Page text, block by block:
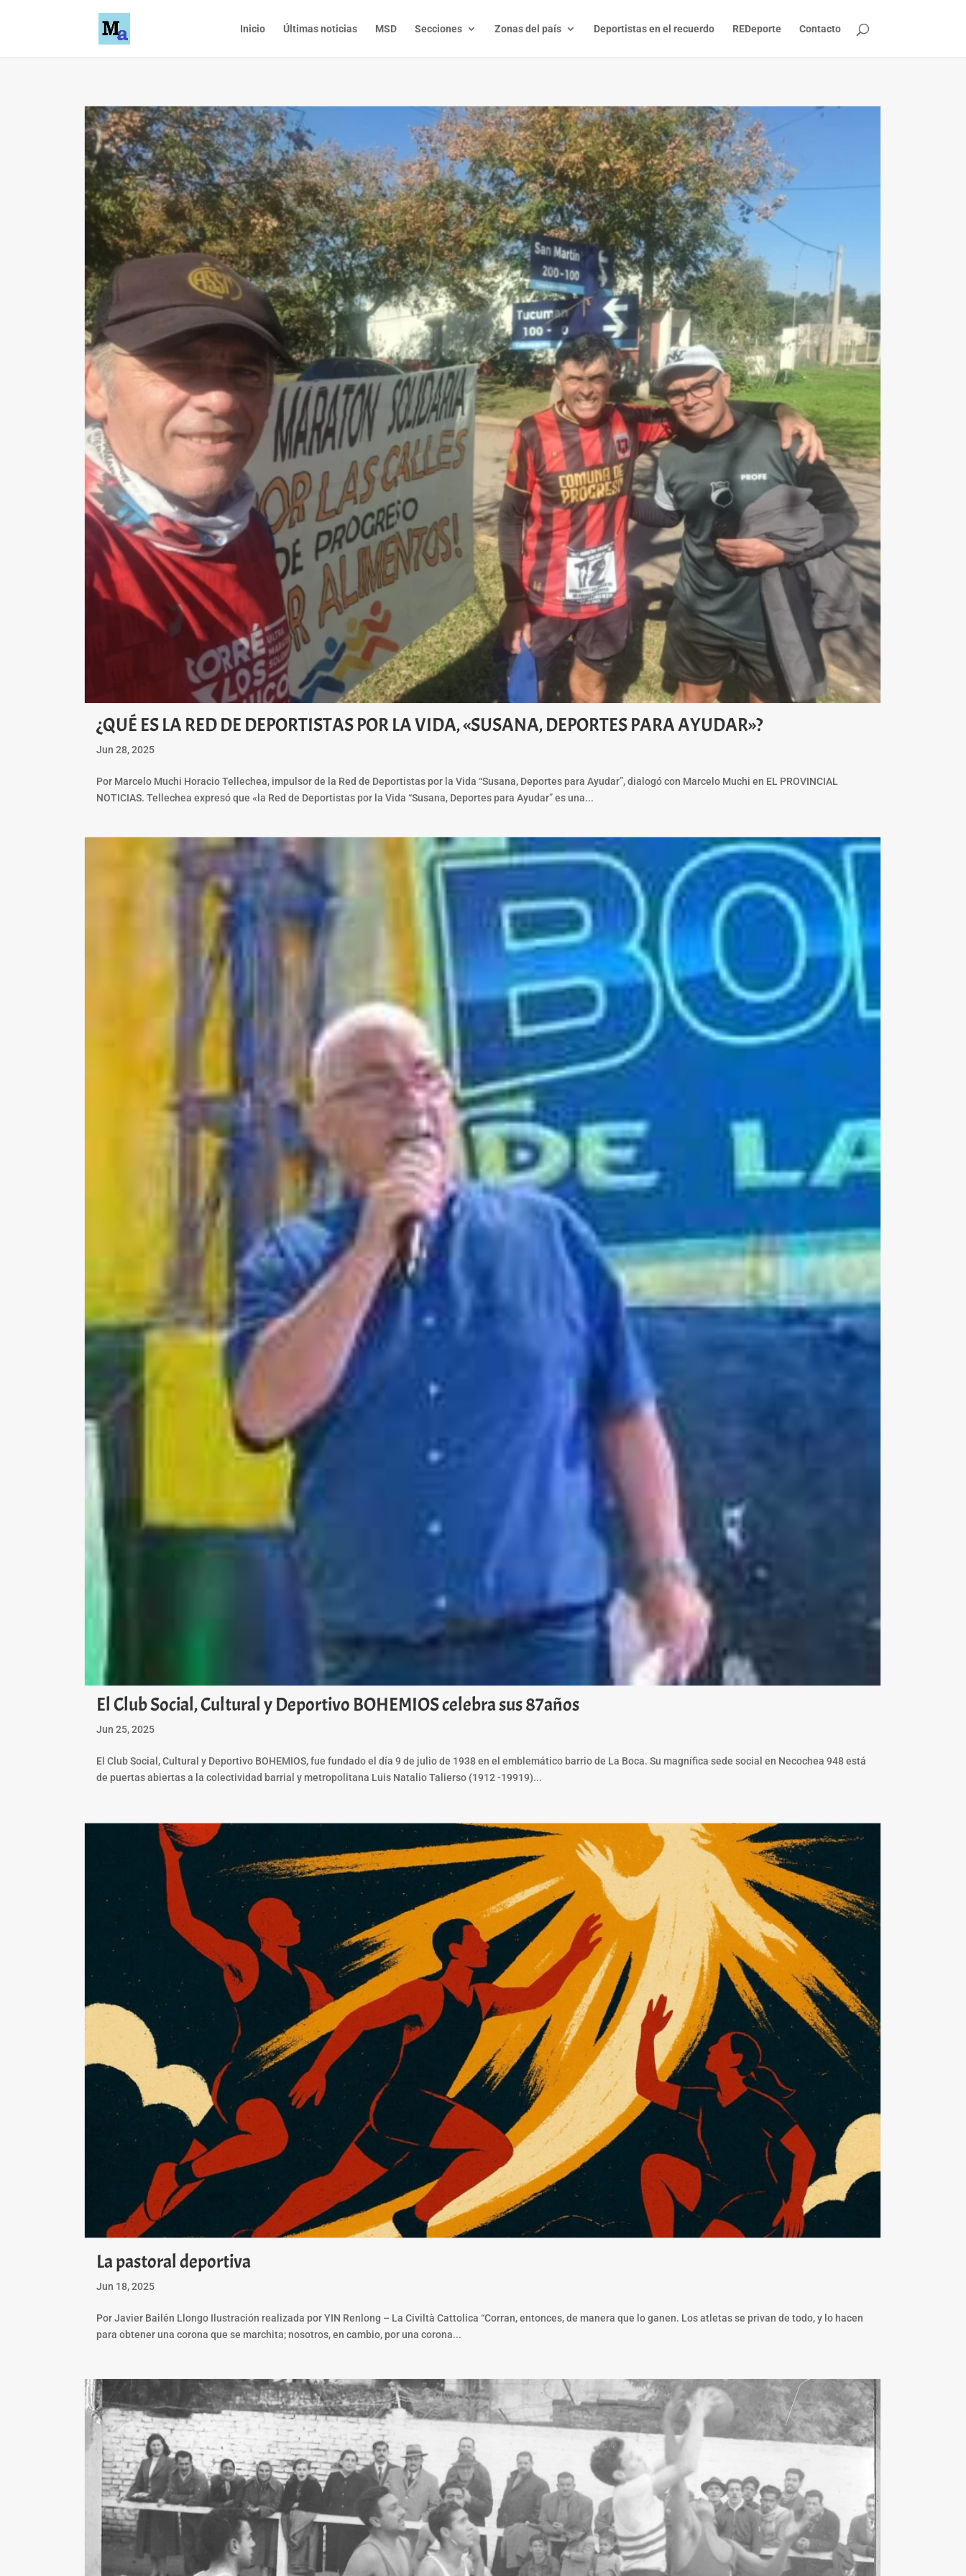
Inicio Últimas noticias MSD Secciones Zonas del país Deportistas en el recuerdo REDeporte Contacto
¿QUÉ ES LA RED DE DEPORTISTAS POR LA VIDA, «SUSANA, DEPORTES PARA AYUDAR»?
Jun 28, 2025
Por Marcelo Muchi Horacio Tellechea, impulsor de la Red de Deportistas por la Vida “Susana, Deportes para Ayudar”, dialogó con Marcelo Muchi en EL PROVINCIAL
NOTICIAS. Tellechea expresó que «la Red de Deportistas por la Vida “Susana, Deportes para Ayudar” es una...
El Club Social, Cultural y Deportivo BOHEMIOS celebra sus 87años
Jun 25, 2025
El Club Social, Cultural y Deportivo BOHEMIOS, fue fundado el día 9 de julio de 1938 en el emblemático barrio de La Boca. Su magnífica sede social en Necochea 948 está
de puertas abiertas a la colectividad barrial y metropolitana Luis Natalio Talierso (1912 -19919)...
La pastoral deportiva
Jun 18, 2025
Por Javier Bailén Llongo Ilustración realizada por YIN Renlong – La Civiltà Cattolica “Corran, entonces, de manera que lo ganen. Los atletas se privan de todo, y lo hacen
para obtener una corona que se marchita; nosotros, en cambio, por una corona...